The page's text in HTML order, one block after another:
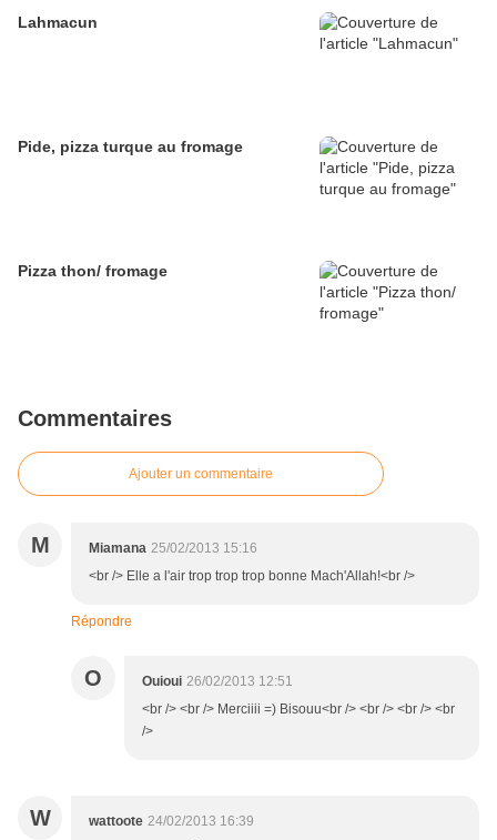
Lahmacun
Pide, pizza turque au fromage
Pizza thon/ fromage
Commentaires
Ajouter un commentaire
M Miamana 25/02/2013 15:16
<br /> Elle a l'air trop trop trop bonne Mach'Allah!<br />
Répondre
O Ouioui 26/02/2013 12:51
<br /> <br /> Merciiii =) Bisouu<br /> <br /> <br /> <br
/>
W wattoote 24/02/2013 16:39